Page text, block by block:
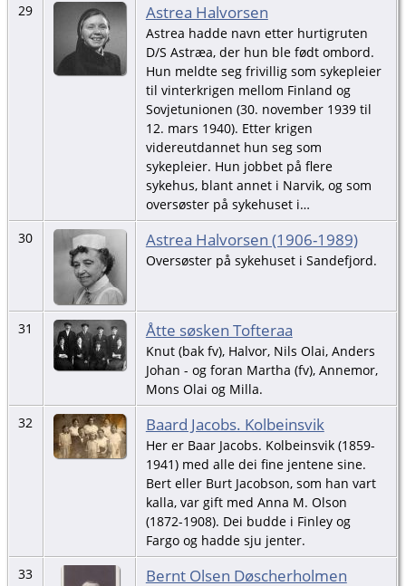
29 Astrea Halvorsen
Astrea hadde navn etter hurtigruten
D/S Astræa, der hun ble født ombord.
Hun meldte seg frivillig som sykepleier
til vinterkrigen mellom Finland og
Sovjetunionen (30. november 1939 til
12. mars 1940). Etter krigen
videreutdannet hun seg som
sykepleier. Hun jobbet på flere
sykehus, blant annet i Narvik, og som
oversøster på sykehuset i…
30
Astrea Halvorsen (1906-1989)
Oversøster på sykehuset i Sandefjord.
31 Åtte søsken Tofteraa
Knut (bak fv), Halvor, Nils Olai, Anders
Johan - og foran Martha (fv), Annemor,
Mons Olai og Milla.
32
Baard Jacobs. Kolbeinsvik
Her er Baar Jacobs. Kolbeinsvik (1859-
1941) med alle dei fine jentene sine.
Bert eller Burt Jacobson, som han vart
kalla, var gift med Anna M. Olson
(1872-1908). Dei budde i Finley og
Fargo og hadde sju jenter.
33
Bernt Olsen Døscherholmen